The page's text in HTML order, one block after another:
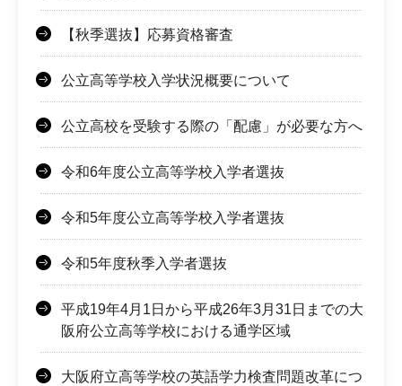
【秋季選抜】応募資格審査
公立高等学校入学状況概要について
公立高校を受験する際の「配慮」が必要な方へ
令和6年度公立高等学校入学者選抜
令和5年度公立高等学校入学者選抜
令和5年度秋季入学者選抜
平成19年4月1日から平成26年3月31日までの大
阪府公立高等学校における通学区域
大阪府立高等学校の英語学力検査問題改革につ